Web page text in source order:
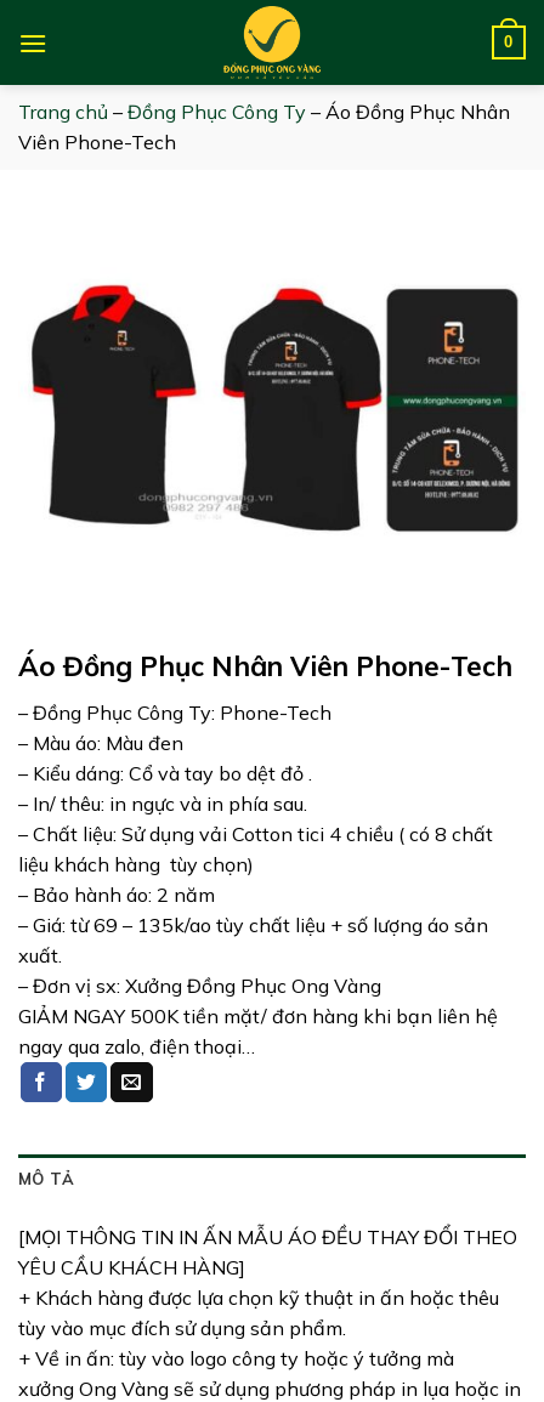
0
Trang chủ – Đồng Phục Công Ty – Áo Đồng Phục Nhân
Viên Phone-Tech
Áo Đồng Phục Nhân Viên Phone-Tech
– Đồng Phục Công Ty: Phone-Tech
– Màu áo: Màu đen
– Kiểu dáng: Cổ và tay bo dệt đỏ .
– In/ thêu: in ngực và in phía sau.
– Chất liệu: Sử dụng vải Cotton tici 4 chiều ( có 8 chất
liệu khách hàng tùy chọn)
– Bảo hành áo: 2 năm
– Giá: từ 69 – 135k/ao tùy chất liệu + số lượng áo sản
xuất.
– Đơn vị sx: Xưởng Đồng Phục Ong Vàng
GIẢM NGAY 500K tiền mặt/ đơn hàng khi bạn liên hệ
ngay qua zalo, điện thoại…
MÔ TẢ
[MỌI THÔNG TIN IN ẤN MẪU ÁO ĐỀU THAY ĐỔI THEO
YÊU CẦU KHÁCH HÀNG]
+ Khách hàng được lựa chọn kỹ thuật in ấn hoặc thêu
tùy vào mục đích sử dụng sản phẩm.
+ Về in ấn: tùy vào logo công ty hoặc ý tưởng mà
xưởng Ong Vàng sẽ sử dụng phương pháp in lụa hoặc in